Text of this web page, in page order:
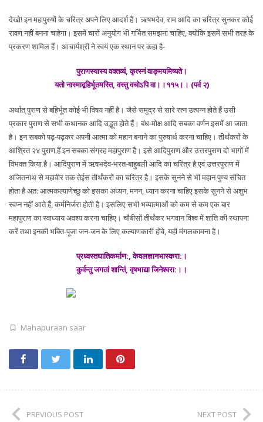
देखो! इन महापुरुषों के चरित्र अपने लिए आदर्श हैं। ऋषभदेव, राम आदि का चरित्र सुनकर कोई
रावण नहीं बनना चाहेगा। इसमें चारों अनुयोग भी गर्भित समझना चाहिए, क्योंकि इसमें सभी तरह के
प्रकरण शामिल हैं। आचार्यश्री ने स्वयं एक स्थान पर कहा है-
पुराणस्यास्य वक्तव्यं, कृत्स्नं वाङ्मयमिष्यते।
यतो नास्माद्बहिर्भूतमस्ति, वस्तु वचोऽपि वा।।११५।। (पर्व २)
अर्थात् पुराण से बहिर्भूत कोई भी विषय नहीं है। जैसे समुद्र से सारे रत्न उत्पन्न होते हैं उसी
प्रकार पुराण से सभी कथानक आदि उद्भूत होते हैं। बंध-मोक्ष आदि सबका वर्णन इसमें आ जाता
है। इन सबको पढ़-पढ़कर अपनी आत्मा को महान बनाने का पुरुषार्थ करना चाहिए। तीर्थंकरों के
आश्रित २४ पुराण हैं इन सबका संग्रह महापुराण है। इसे आदिपुराण और उत्तरपुराण दो भागों में
विभक्त किया है। आदिपुराण में ऋषभदेव-भरत-बाहुबली आदि का चरित्र है एवं उत्तरपुराण में
अजितनाथ से महावीर तक तेईस तीर्थंकरों का चरित्र है। इसके सुनने से भी महान पुण्य संचित
होता है अत: आत्मकल्याणेच्छु को इसका अध्यन, मनन, ध्यान करना चाहिए इसके सुनने से अशुभ
स्वप्न नहीं आते हैं, कर्मनिर्जरा होती है। इसलिए सभी भव्यात्माओं को कम से कम एक बार
महापुराण का स्वाध्याय अवश्य करना चाहिए। चौबीसों तीर्थंकर भगवान विश्व में शांति की स्थापना
करें तथा इनकी भक्ति-पूजा जन-जन के लिए कल्याणकारी होवे, यही मंगलकामना है।
प्रध्वस्तघातिकर्माण:, केवलज्ञानभास्करा:।
कुर्वन्तु जगतां शान्तिं, वृषभाद्या जिनेश्वरा:।।
Mahapuraan saar
PREVIOUS POST NEXT POST